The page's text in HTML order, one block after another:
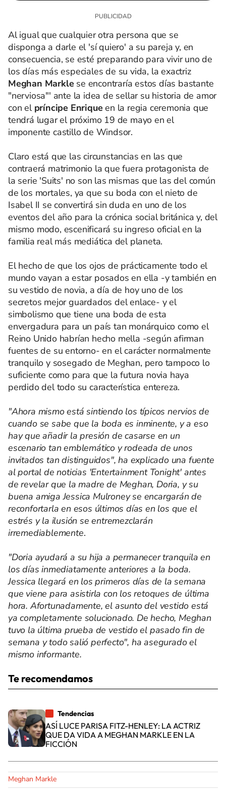
Al igual que cualquier otra persona que se
disponga a darle el 'sí quiero' a su pareja y, en
consecuencia, se esté preparando para vivir uno de
los días más especiales de su vida, la exactriz
Meghan Marklese encontraría estos días bastante
"nerviosa"' ante la idea de sellar su historia de amor
con el príncipe Enriqueen la regia ceremonia que
tendrá lugar el próximo 19 de mayo en el
imponente castillo de Windsor.
Claro está que las circunstancias en las que
contraerá matrimonio la que fuera protagonista de
la serie 'Suits' no son las mismas que las del común
de los mortales, ya que su boda con el nieto de
Isabel II se convertirá sin duda en uno de los
eventos del año para la crónica social británica y, del
mismo modo, escenificará su ingreso oficial en la
familia real más mediática del planeta.
El hecho de que los ojos de prácticamente todo el
mundo vayan a estar posados en ella -y también en
su vestido de novia, a día de hoy uno de los
secretos mejor guardados del enlace- y el
simbolismo que tiene una boda de esta
envergadura para un país tan monárquico como el
Reino Unido habrían hecho mella -según afirman
fuentes de su entorno- en el carácter normalmente
tranquilo y sosegado de Meghan, pero tampoco lo
suficiente como para que la futura novia haya
perdido del todo su característica entereza.
"Ahora mismo está sintiendo los típicos nervios de
cuando se sabe que la boda es inminente, y a eso
hay que añadir la presión de casarse en un
escenario tan emblemático y rodeada de unos
invitados tan distinguidos", ha explicado una fuente
al portal de noticias 'Entertainment Tonight' antes
de revelar que la madre de Meghan, Doria, y su
buena amiga Jessica Mulroney se encargarán de
reconfortarla en esos últimos días en los que el
estrés y la ilusión se entremezclarán
irremediablemente.
"Doria ayudará a su hija a permanecer tranquila en
los días inmediatamente anteriores a la boda.
Jessica llegará en los primeros días de la semana
que viene para asistirla con los retoques de última
hora. Afortunadamente, el asunto del vestido está
ya completamente solucionado. De hecho, Meghan
tuvo la última prueba de vestido el pasado fin de
semana y todo salió perfecto", ha asegurado el
mismo informante.
Te recomendamos
Tendencias
ASÍ LUCE PARISA FITZ-HENLEY: LA ACTRIZ
QUE DA VIDA A MEGHAN MARKLE EN LA
FICCIÓN
Meghan Markle